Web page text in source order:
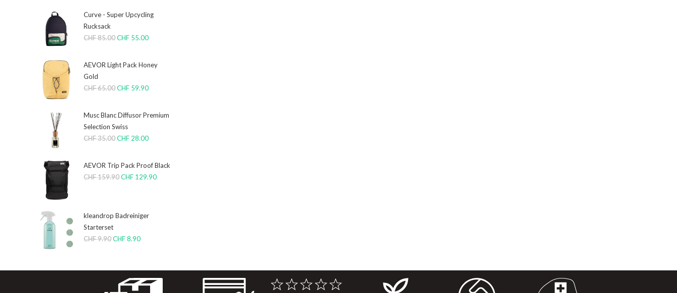
Curve - Super Upcycling
Rucksack
CHF85.00CHF 55.00
AEVOR Light Pack Honey
Gold
CHF65.00CHF 59.90
Musc Blanc Diffusor Premium
Selection Swiss
CHF35.00CHF 28.00
AEVOR Trip Pack Proof Black
CHF159.90CHF 129.90
kleandrop Badreiniger
Starterset
CHF9.90CHF8.90